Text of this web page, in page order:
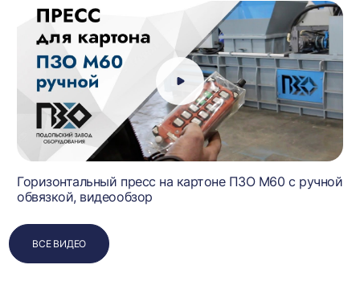
Горизонтальный пресс на картоне ПЗО М60 с ручной
обвязкой, видеообзор
ВСЕ ВИДЕО